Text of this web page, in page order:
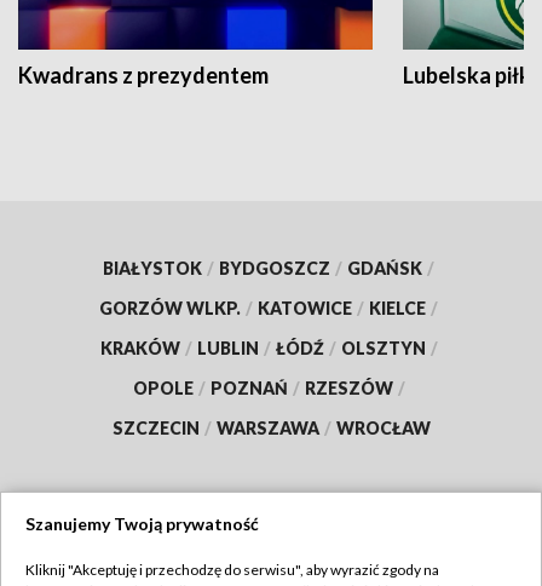
Kwadrans z prezydentem Lubelska piłka
BIAŁYSTOK / BYDGOSZCZ / GDAŃSK /
GORZÓW WLKP. / KATOWICE / KIELCE /
KRAKÓW / LUBLIN / ŁÓDŹ / OLSZTYN /
OPOLE / POZNAŃ / RZESZÓW /
SZCZECIN / WARSZAWA / WROCŁAW
Szanujemy Twoją prywatność
Kliknij "Akceptuję i przechodzę do serwisu", aby wyrazić zgody na